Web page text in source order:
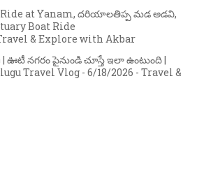
Ride at Yanam, దరియాలతిప్ప మడ అడవి,
Boat Ride
& Explore with Akbar
ఊటీ నగరం పైనుండి చూస్తే ఇలా ఉంటుంది |
Travel Vlog - 6/18/2026 - Travel &